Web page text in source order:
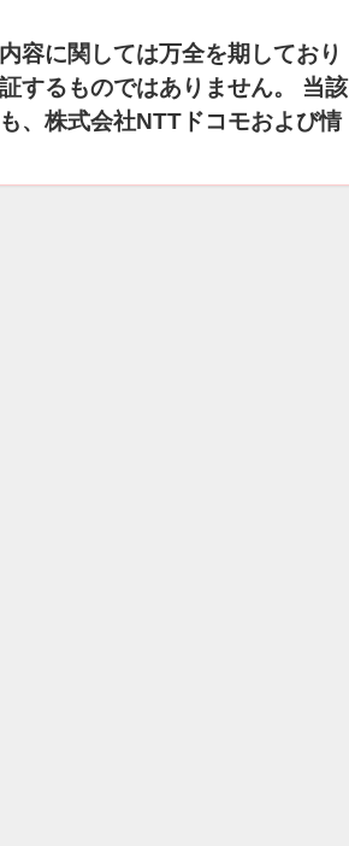
容に関しては万全を期しており
するものではありません。 当該
、株式会社NTTドコモおよび情